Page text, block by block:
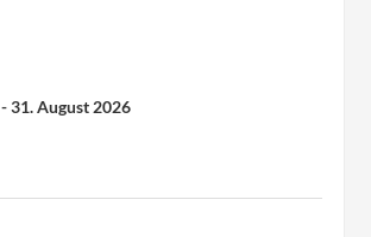
-31. August 2026